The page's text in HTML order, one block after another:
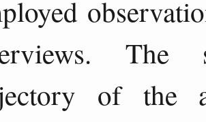
The
of the